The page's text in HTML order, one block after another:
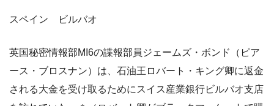
スペイン ビルバオ
英国秘密情報部MI6の諜報部員ジェームズ・ボンド（ピア
ース・ブロスナン）は、石油王ロバート・キング卿に返金
される大金を受け取るためにスイス産業銀行ビルバオ支店